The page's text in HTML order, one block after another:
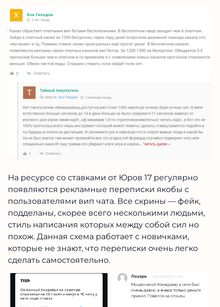
На ресурсе со ставками от Юров 17 регулярно
появляются рекламные переписки якобы с
пользователями вип чата. Все скрины — фейк,
подделаны, скорее всего несколькими людьми,
стиль написания которых между собой сил но
похож. Данная схема работает с новичками,
которые не знают, что переписки очень легко
сделать самостоятельно.